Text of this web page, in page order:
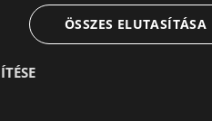
ÖSSZES ELUTASÍTÁSA